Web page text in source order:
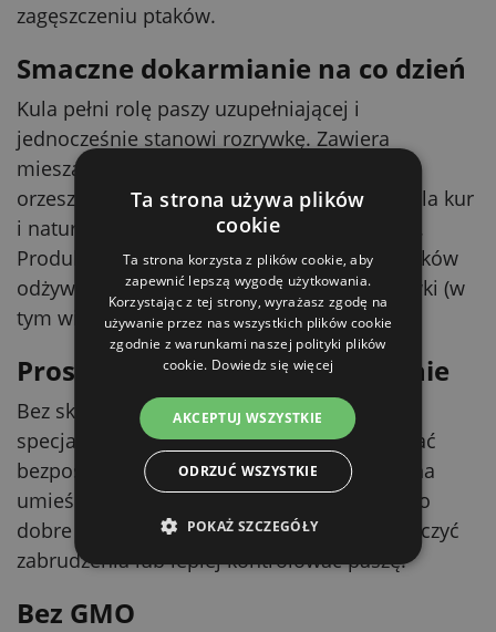
zagęszczeniu ptaków.
Smaczne dokarmianie na co dzień
Kula pełni rolę paszy uzupełniającej i
jednocześnie stanowi rozrywkę. Zawiera
mieszankę nasion słonecznika, kukurydzy i
orzeszków ziemnych, która jest atrakcyjna dla kur
i naturalnie zachęca je do pobierania paszy.
Produkt jest także źródłem ważnych składników
odżywczych dla bardziej zbilansowanej dawki (w
tym witamin, minerałów i białka).
Proste podanie – jak Ci wygodnie
Bez skomplikowanego dawkowania i bez
specjalnego sprzętu. Peck Ball możesz podać
bezpośrednio na ziemi. Alternatywnie można
umieścić go w wiszącym koszu na paszę – to
dobre rozwiązanie tam, gdzie chcesz ograniczyć
zabrudzenia lub lepiej kontrolować paszę.
Bez GMO
Ta strona używa plików
cookie
Ta strona korzysta z plików cookie, aby
zapewnić lepszą wygodę użytkowania.
Korzystając z tej strony, wyrażasz zgodę na
używanie przez nas wszystkich plików cookie
zgodnie z warunkami naszej polityki plików
cookie. Dowiedz się więcej
AKCEPTUJ WSZYSTKIE
ODRZUĆ WSZYSTKIE
POKAŻ SZCZEGÓŁY